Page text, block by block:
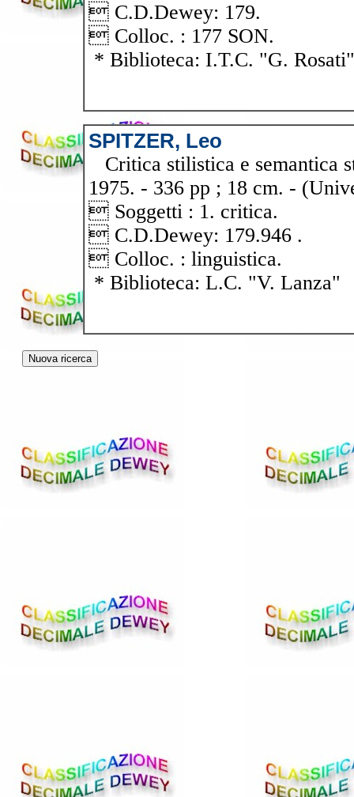
 C.D.Dewey: 179.
 Colloc. : 177 SON.
* Biblioteca: I.T.C. "G. Rosati"
SPITZER, Leo
Critica stilistica e semantica
1975. - 336 pp ; 18 cm. -
 Soggetti : 1. critica.
 C.D.Dewey: 179.946 .
 Colloc. : linguistica.
* Biblioteca: L.C. "V. Lanza"